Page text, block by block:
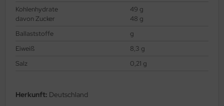
Kohlenhydrate
davon Zucker
49 g
48 g
Ballaststoffe
g
Eiweiß
8,3 g
Salz
0,21 g
Herkunft: Deutschland